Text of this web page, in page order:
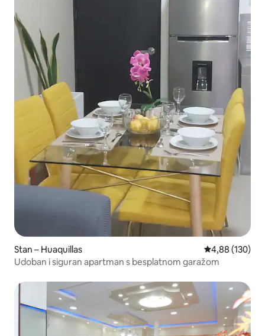
Stan – Huaquillas Prosječna
4,88 (130)
Udoban i siguran apartman s besplatnom garažom